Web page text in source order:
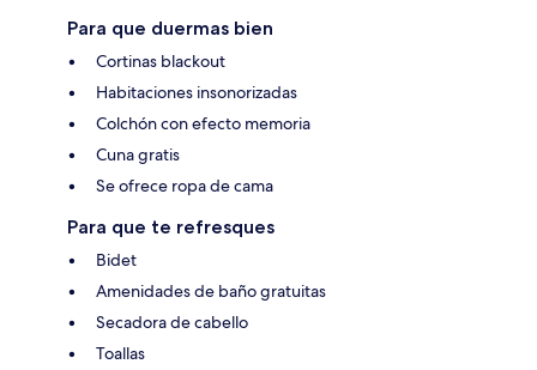
Para que duermas bien
Cortinas blackout
Habitaciones insonorizadas
Colchón con efecto memoria
Cuna gratis
Se ofrece ropa de cama
Para que te refresques
Bidet
Amenidades de baño gratuitas
Secadora de cabello
Toallas